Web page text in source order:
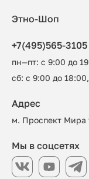
Этно-Шоп
+7(495)565-3105
пн—пт: с 9:00 до
сб: с 9:00 до
Адрес
м. Проспект Мира
Мы в соцсетях